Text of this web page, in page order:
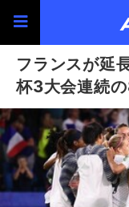
フランスが延
杯3大会連続